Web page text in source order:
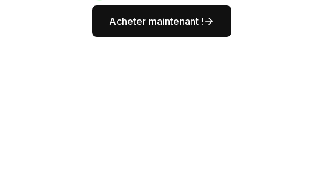
Acheter maintenant !